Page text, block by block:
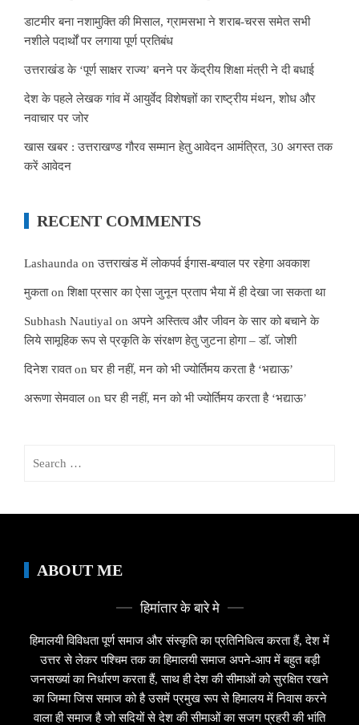
डाटमीर बना नशामुक्ति की मिसाल, ग्रामसभा ने शराब-चरस समेत सभी
नशीले पदार्थों पर लगाया पूर्ण प्रतिबंध
उत्तराखंड के ‘पूर्ण साक्षर राज्य’ बनने पर केंद्रीय शिक्षा मंत्री ने दी बधाई
देश के पहले लेखक गांव में आयुर्वेद विशेषज्ञों का राष्ट्रीय मंथन, शोध और
नवाचार पर जोर
खास खबर : उत्तराखण्ड गौरव सम्मान हेतु आवेदन आमंत्रित, 30 अगस्त तक
करें आवेदन
RECENT COMMENTS
Lashaunda onउत्तराखंड में लोकपर्व ईगास-बग्वाल पर रहेगा अवकाश
मुकताonशिक्षा प्रसार का ऐसा जुनून प्रताप भैया में ही देखा जा सकता था
Subhash Nautiyal on अपने अस्तित्व और जीवन के सार को बचाने के
लिये सामूहिक रूप से प्रकृति के संरक्षण हेतु जुटना होगा – डॉ. जोशी
दिनेश रावतonघर ही नहीं, मन को भी ज्योर्तिमय करता है ‘भद्याऊ’
अरूणा सेमवाल onघर ही नहीं, मन को भी ज्योर्तिमय करता है ‘भद्याऊ’
ABOUT ME
हिमांतार के बारे मे
हिमालयी विविधता पूर्ण समाज और संस्कृति का प्रतिनिधित्व करता हैं, देश में
उत्तर से लेकर पश्चिम तक का हिमालयी समाज अपने-आप में बहुत बड़ी
जनसख्यां का निर्धारण करता हैं, साथ ही देश की सीमाओं को सुरक्षित रखने
का जिम्मा जिस समाज को है उसमें प्रमुख रूप से हिमालय में निवास करने
वाला ही समाज है जो सदियों से देश की सीमाओं का सजग प्रहरी की भांति